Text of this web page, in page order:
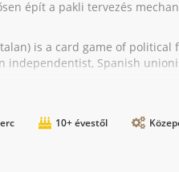
épít a pakli tervezés
is a card game of
independentist, Spanish
10+ évestől